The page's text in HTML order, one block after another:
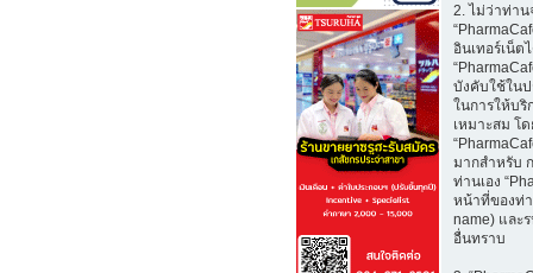
2. ไม่ว่าท่าน
อินเทอร์เน็
บังคับใช้ในป
ในการให้บริ
เหมาะสม โ
มากสำหรับ
ท่านเอง
หน้าที่ของท่า
name) และ
อื่นทราบ